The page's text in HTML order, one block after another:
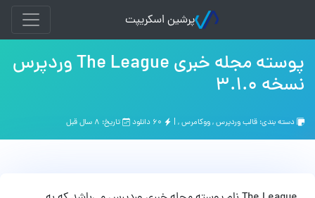
پرشین اسکریپت
پوسته مجله خبری The League وردپرس
نسخه 3.1.0
دسته بندی: قالب وردپرس,ووکامرس, | تاریخ: ۸ سال قبل